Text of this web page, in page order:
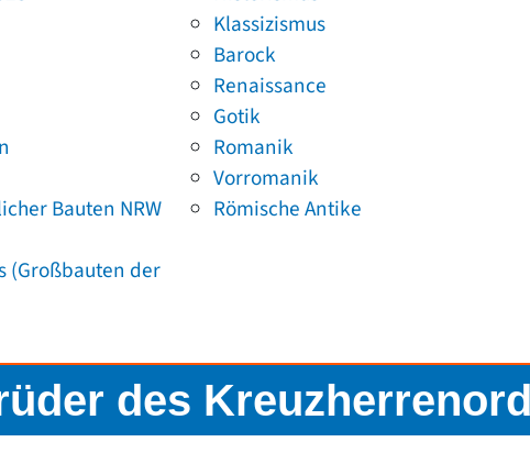
Bauten NRW
(Großbauten der
Klassizismus
Barock
Renaissance
Gotik
Romanik
Vorromanik
Römische Antike
des